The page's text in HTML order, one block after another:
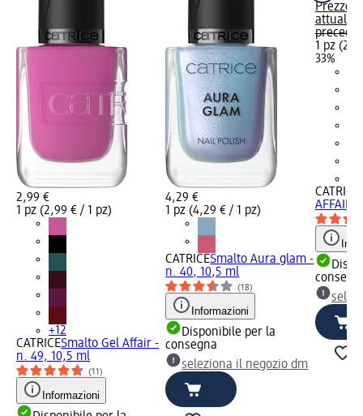
2,99 €
1 pz (2,99 € / 1 pz)
+12
CATRICESmalto Gel Affair -
n. 49, 10,5 ml
(11)
Informazioni
4,29 €
1 pz (4,29 € / 1 pz)
CATRICESmalto Aura glam -
n. 40, 10,5 ml
(18)
Informazioni
Disponibile per la
consegna
seleziona il negozio dm
Prezzo
attuale:
1 pz
33%
CATRICE
AFFAIR